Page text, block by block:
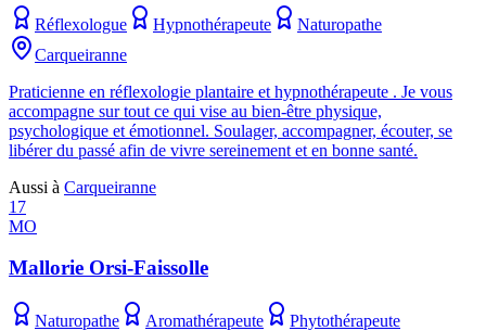
Réflexologue Hypnothérapeute
Naturopathe
Carqueiranne
Praticienne en réflexologie plantaire et hypnothérapeute . Je vous
accompagne sur tout ce qui vise au bien-être physique,
psychologique et émotionnel. Soulager, accompagner, écouter, se
libérer du passé afin de vivre sereinement et en bonne santé.
Aussi à Carqueiranne
17
MO
Mallorie Orsi-Faissolle
Naturopathe Aromathérapeute
Phytothérapeute